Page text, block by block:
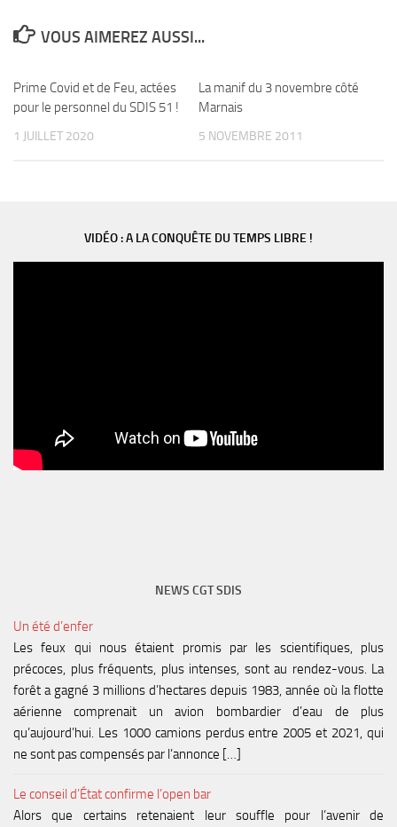
VOUS AIMEREZ AUSSI...
Prime Covid et de Feu, actées
pour le personnel du SDIS 51 !
1 JUILLET 2020
La manif du 3 novembre côté
Marnais
5 NOVEMBRE 2011
VIDÉO : A LA CONQUÊTE DU TEMPS LIBRE !
NEWS CGT SDIS
Un été d’enfer
Les feux qui nous étaient promis par les scientifiques, plus
précoces, plus fréquents, plus intenses, sont au rendez-vous. La
forêt a gagné 3 millions d’hectares depuis 1983, année où la flotte
aérienne comprenait un avion bombardier d’eau de plus
qu’aujourd’hui. Les 1000 camions perdus entre 2005 et 2021, qui
ne sont pas compensés par l’annonce […]
Le conseil d’État confirme l’open bar
Alors que certains retenaient leur souffle pour l’avenir de